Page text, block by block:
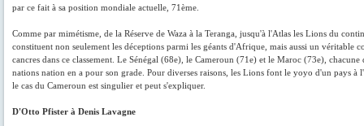
par ce fait à sa position mondiale actuelle, 71ème.
Comme par mimétisme, de la Réserve de Waza à la Teranga, jusqu'à l'Atlas les Lions du
constituent non seulement les déceptions parmi les géants d'Afrique, mais aussi un véritable
cancres dans ce classement. Le Sénégal (68e), le Cameroun (71e) et le Maroc (73e), chacune
nations nation en a pour son grade. Pour diverses raisons, les Lions font le yoyo d'un pays à
le cas du Cameroun est singulier et peut s'expliquer.
D'Otto Pfister à Denis Lavagne